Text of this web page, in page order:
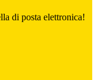
di posta elettronica!